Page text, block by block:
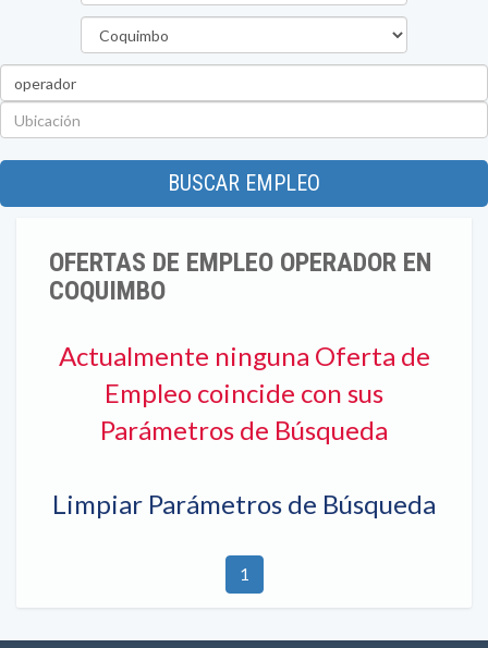
BUSCAR EMPLEO
OFERTAS DE EMPLEO OPERADOR EN
COQUIMBO
Actualmente ninguna Oferta de
Empleo coincide con sus
Parámetros de Búsqueda
Limpiar Parámetros de Búsqueda
1